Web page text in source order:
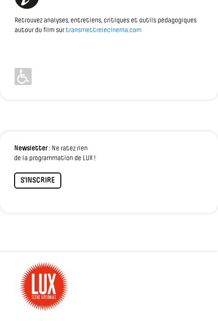
Retrouvez analyses, entretiens, critiques et outils pédagogiques
autour du film sur transmettrelecinema.com
Newsletter: Ne ratez rien
de la programmation de LUX !
S'INSCRIRE